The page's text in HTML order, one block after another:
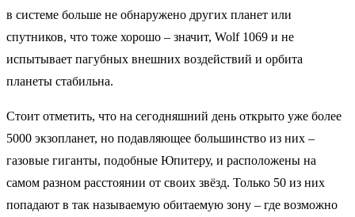
в системе больше не обнаружено других планет или
спутников, что тоже хорошо – значит, Wolf 1069 и не
испытывает пагубных внешних воздействий и орбита
планеты стабильна.
Стоит отметить, что на сегодняшний день открыто уже более
5000 экзопланет, но подавляющее большинство из них –
газовые гиганты, подобные Юпитеру, и расположены на
самом разном расстоянии от своих звёзд. Только 50 из них
попадают в так называемую обитаемую зону – где возможно